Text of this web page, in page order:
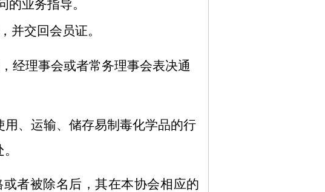
业务指导。
并交回会员证。
经理事会或者常务理事会表决通
、运输、储存易制毒化学品的行
者被除名后，其在本协会相应的